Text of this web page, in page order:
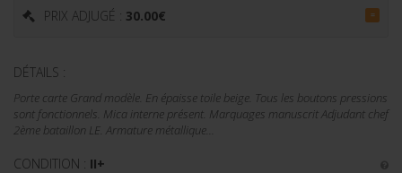
PRIX ADJUGÉ : 30.00€ =
DÉTAILS :
Porte carte Grand modèle. En épaisse toile beige. Tous les boutons pressions
sont fonctionnels. Mica interne présent. Marquages manuscrit Adjudant chef
2ème bataillon LE. Armature métallique...
CONDITION : II+